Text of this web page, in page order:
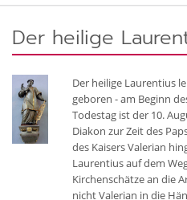
Der heilige
Der heilige Laurentius
geboren - am Beginn
Todestag ist der 10.
Diakon zur Zeit des
des Kaisers Valerian
Laurentius auf dem
Kirchenschätze an die
nicht Valerian in die